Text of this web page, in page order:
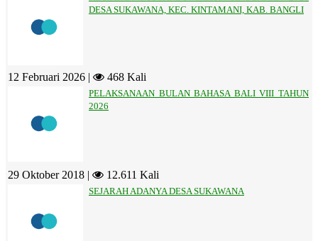
DESA SUKAWANA, KEC. KINTAMANI, KAB. BANGLI
12 Februari 2026 | 468 Kali
PELAKSANAAN BULAN BAHASA BALI VIII TAHUN
2026
29 Oktober 2018 | 12.611 Kali
SEJARAH ADANYA DESA SUKAWANA